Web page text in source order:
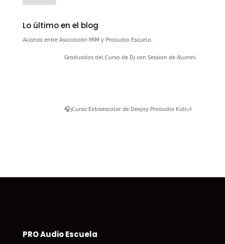
Lo último en el blog
Alianza entre Asociación MIM y Proaudio Escuela.
Graduados del Curso de Dj con Session de Alumni
🎧¡Curso Extraescolar de Deejay Proaudio Kids🎶
PRO Audio Escuela